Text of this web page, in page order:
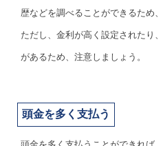
歴などを調べることができるため
ただし、金利が高く設定されたり
があるため、注意しましょう。
頭金を多く支払う